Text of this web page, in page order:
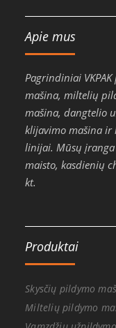
Apie mus
Pagrindiniai
mašina, miltelių
mašina, dangtelio
klijavimo mašina
linijai. Mūsų
maisto, kasdienių
kt.
Produktai
Skysčių pildymo
Miltelių pildymo